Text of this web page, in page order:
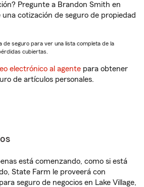
Pregunte a Brandon Smith en
una cotización de seguro de propiedad
de seguro para ver una lista completa de la
cubiertas.
electrónico al agente para obtener
de artículos personales.
está comenzando, como si está
State Farm le proveerá con
seguro de negocios en Lake Village,